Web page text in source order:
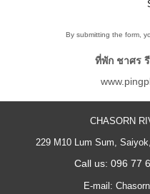
By submitting the form,
ที่พัก ชาศร
CHASORN
229 M10 Lum Sum,
Call us: 096 77
E-mail: